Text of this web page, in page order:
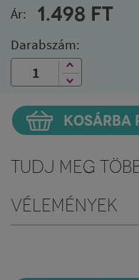
Ár: 1.498 FT
Darabszám:
KOSÁRBA
Tudj meg
Vélemények